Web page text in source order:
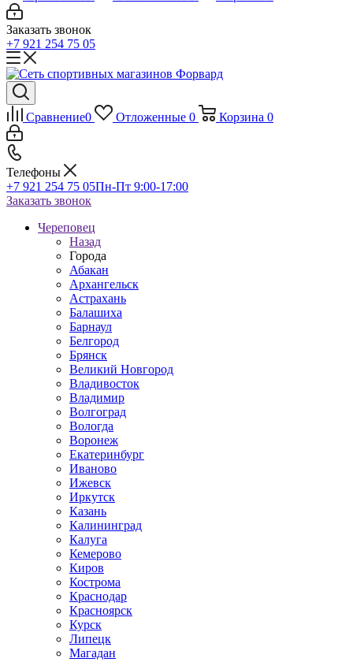
Заказать звонок
+7 921 254 75 05
Сравнение0 Отложенные 0 Корзина 0
Телефоны
+7 921 254 75 05Пн-Пт 9:00-17:00
Заказать звонок
Череповец
Назад
Города
Абакан
Архангельск
Астрахань
Балашиха
Барнаул
Белгород
Брянск
Великий Новгород
Владивосток
Владимир
Волгоград
Вологда
Воронеж
Екатеринбург
Иваново
Ижевск
Иркутск
Казань
Калининград
Калуга
Кемерово
Киров
Кострома
Краснодар
Красноярск
Курск
Липецк
Магадан